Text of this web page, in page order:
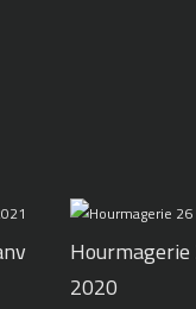
Hourmagerie
2020